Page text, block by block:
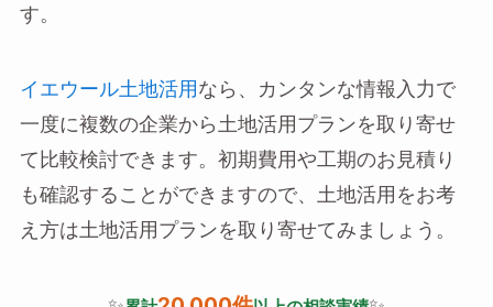
す。
イエウール土地活用 なら、カンタンな情報入力で
一度に複数の企業から土地活用プランを取り寄せ
て比較検討できます。初期費用や工期のお見積り
も確認することができますので、土地活用をお考
え方は土地活用プランを取り寄せてみましょう。